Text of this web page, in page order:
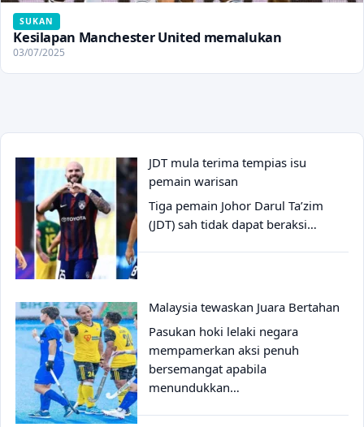
SUKAN
Kesilapan Manchester United memalukan
03/07/2025
JDT mula terima tempias isu
pemain warisan
Tiga pemain Johor Darul Ta’zim
(JDT) sah tidak dapat beraksi…
Malaysia tewaskan Juara Bertahan
Pasukan hoki lelaki negara
mempamerkan aksi penuh
bersemangat apabila
menundukkan…